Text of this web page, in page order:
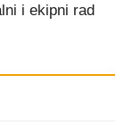
i ekipni rad